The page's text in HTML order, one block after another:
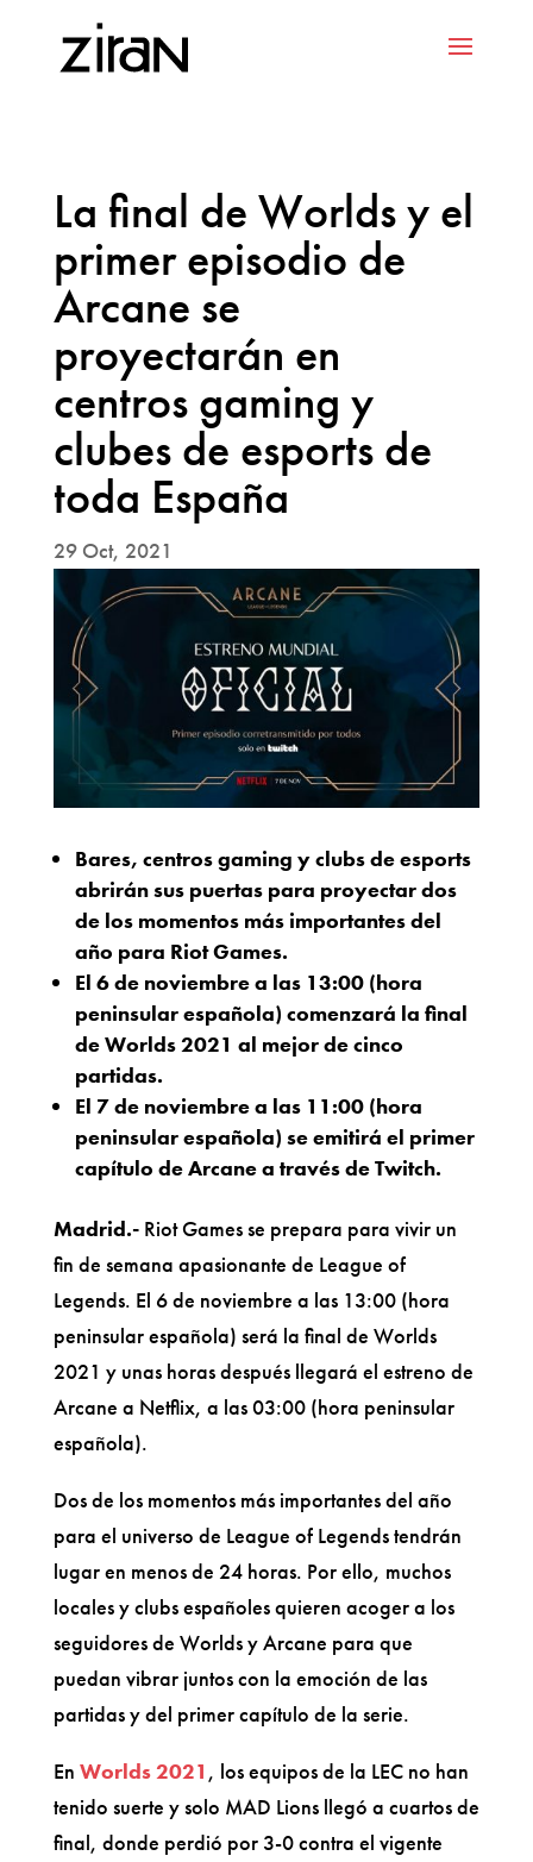
La final de Worlds y el
primer episodio de
Arcane se
proyectarán en
centros gaming y
clubes de esports de
toda España
29 Oct, 2021
Bares, centros gaming y clubs de esports
abrirán sus puertas para proyectar dos
de los momentos más importantes del
año para Riot Games.
El 6 de noviembre a las 13:00 (hora
peninsular española) comenzará la final
de Worlds 2021 al mejor de cinco
partidas.
El 7 de noviembre a las 11:00 (hora
peninsular española) se emitirá el primer
capítulo de Arcane a través de Twitch.
Madrid.- Riot Games se prepara para vivir un
fin de semana apasionante de League of
Legends. El 6 de noviembre a las 13:00 (hora
peninsular española) será la final de Worlds
2021 y unas horas después llegará el estreno de
Arcane a Netflix, a las 03:00 (hora peninsular
española).
Dos de los momentos más importantes del año
para el universo de League of Legends tendrán
lugar en menos de 24 horas. Por ello, muchos
locales y clubs españoles quieren acoger a los
seguidores de Worlds y Arcane para que
puedan vibrar juntos con la emoción de las
partidas y del primer capítulo de la serie.
En Worlds 2021 , los equipos de la LEC no han
tenido suerte y solo MAD Lions llegó a cuartos de
final, donde perdió por 3-0 contra el vigente